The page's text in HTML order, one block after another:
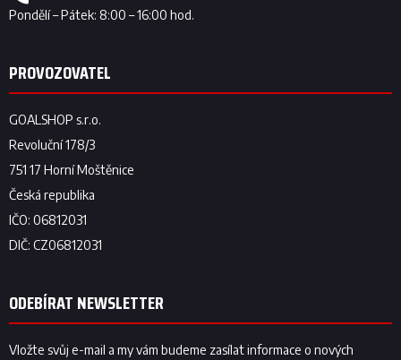
ODEBÍRAT NEWSLETTER
Vložte svůj e-mail a my vám budeme zasílat informace o nových